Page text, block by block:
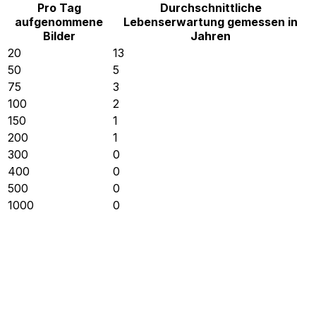
Pro Tag
aufgenommene
Bilder
Durchschnittliche
Lebenserwartung gemessen in
Jahren
20
13
50
5
75
3
100
2
150
1
200
1
300
0
400
0
500
0
1000
0